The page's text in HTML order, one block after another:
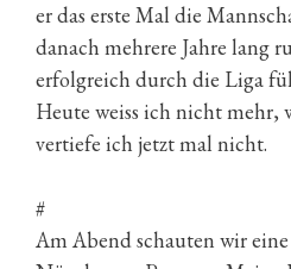
er das erste Mal die
danach mehrere Jahre lang
erfolgreich durch die Liga
Heute weiss ich nicht mehr,
vertiefe ich jetzt mal nicht.
#
Am Abend schauten wir